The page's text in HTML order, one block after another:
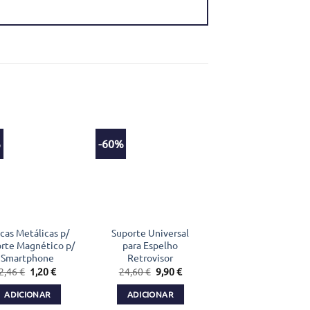
Metálicas p/
Magnético p/
Smartphone
€ O
preço
original
era:
1,20€O
ADICIONAR
-60%
Suporte Universal
para Espelho
Retrovisor
24,60€ O
preço
original
era:
9,90€O
ADICIONAR